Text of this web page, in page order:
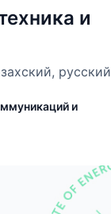
и
русский
и